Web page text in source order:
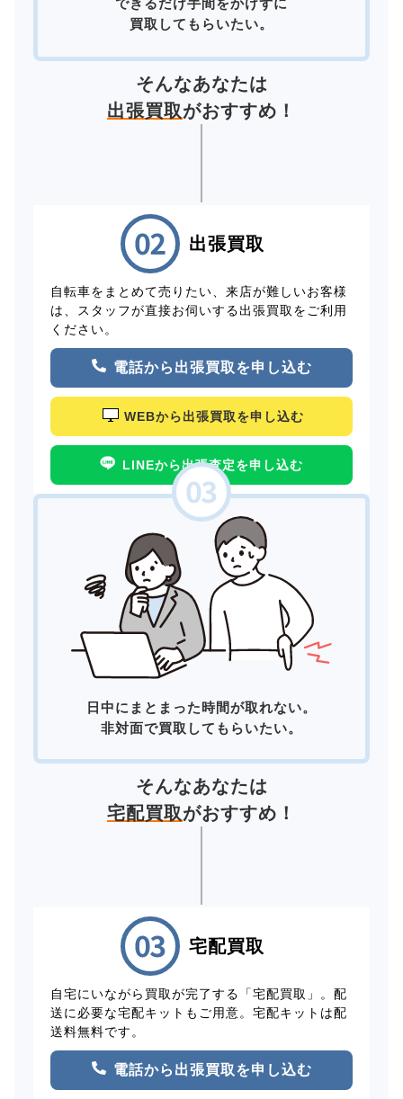
できるだけ手間をかけずに
買取してもらいたい。
そんなあなたは
出張買取がおすすめ！
出張買取
自転車をまとめて売りたい、来店が難しいお客様
は、スタッフが直接お伺いする出張買取をご利用
ください。
電話から出張買取を申し込む
WEBから出張買取を申し込む
LINEから出張査定を申し込む
日中にまとまった時間が取れない。
非対面で買取してもらいたい。
そんなあなたは
宅配買取がおすすめ！
宅配買取
自宅にいながら買取が完了する「宅配買取」。配
送に必要な宅配キットもご用意。宅配キットは配
送料無料です。
電話から出張買取を申し込む